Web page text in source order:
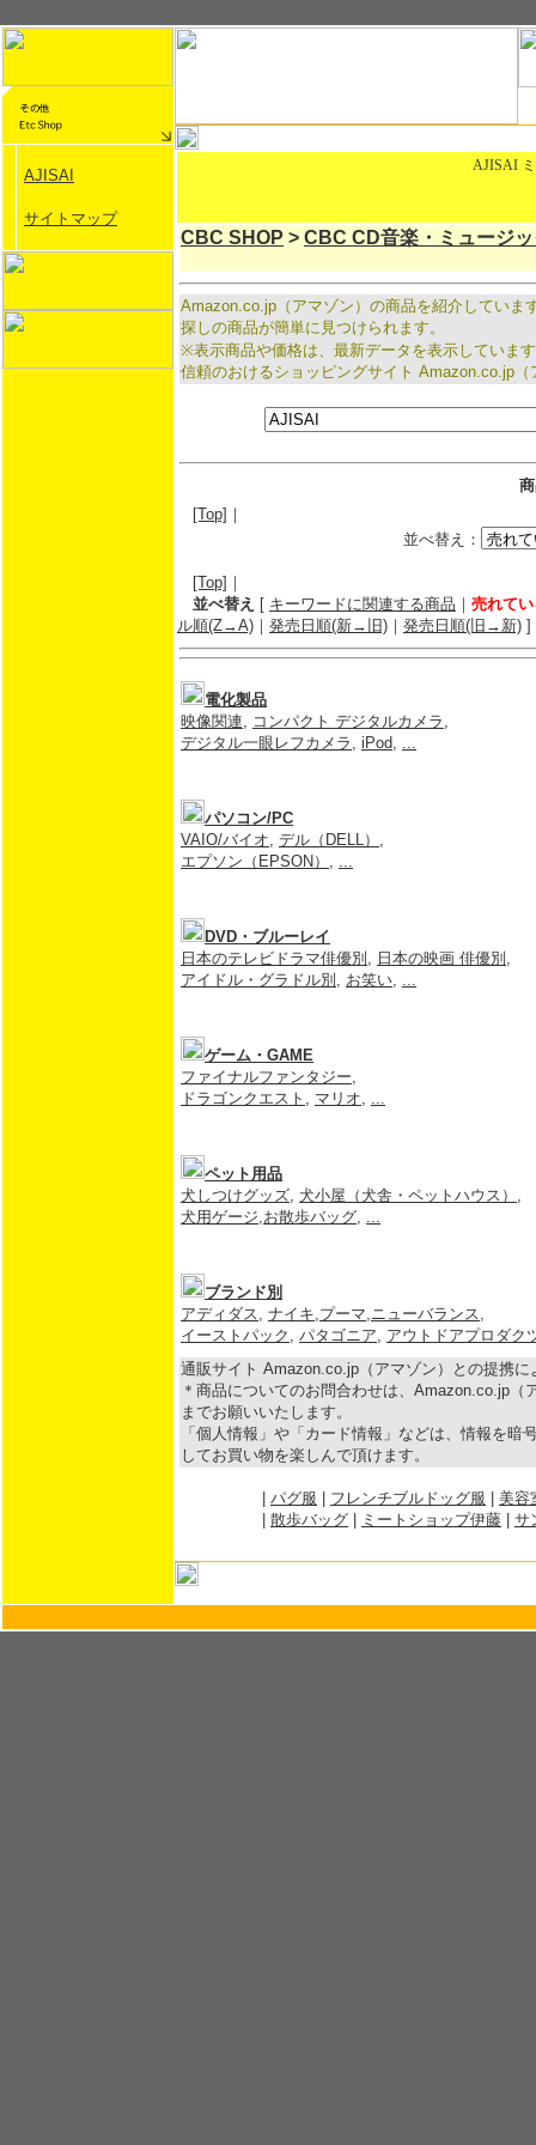
AJISAI
サイトマップ
AJISAI
CBC SHOP > CBC CD音楽・ミュージ
Amazon.co.jp（アマゾン）の商品を紹介していま
探しの商品が簡単に見つけられます。
※表示商品や価格は、最新データを表示していま
信頼のおけるショッピングサイト Amazon.co.jp
[Top] ｜
並べ替え：
[Top] ｜
並べ替え [ キーワードに関連する商品 ｜ 売れて
ル順(Z→A) ｜ 発売日順(新→旧) ｜ 発売日順(旧→新) ]
電化製品
映像関連, コンパクト デジタルカメラ ,
デジタル一眼レフカメラ , iPod, ...
パソコン/PC
VAIO/バイオ, デル（DELL） ,
エプソン（EPSON） , ...
DVD・ブルーレイ
日本のテレビドラマ俳優別 , 日本の映画 俳優別 ,
アイドル・グラドル別 , お笑い, ...
ゲーム・GAME
ファイナルファンタジー,
ドラゴンクエスト , マリオ, ...
ペット用品
犬しつけグッズ, 犬小屋（犬舎・ペットハウス） ,
犬用ゲージ,お散歩バッグ, ...
ブランド別
アディダス, ナイキ,プーマ,ニューバランス,
イーストパック , パタゴニア, アウトドアプロダク
通販サイト Amazon.co.jp（アマゾン）との提携に
＊商品についてのお問合わせは、Amazon.co.jp
までお願いいたします。
「個人情報」や「カード情報」などは、情報を
してお買い物を楽しんで頂けます。
パグ服 フレンチブルドッグ服
美容
散歩バッグ ミートショップ伊藤 サ